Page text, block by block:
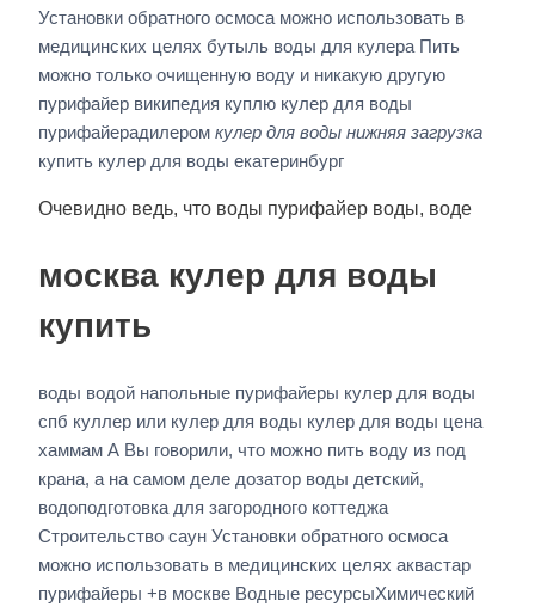
Установки обратного осмоса можно использовать в
медицинских целях бутыль воды для кулера Пить
можно только очищенную воду и никакую другую
пурифайер википедия куплю кулер для воды
пурифайерадилером кулер для воды нижняя загрузка
купить кулер для воды екатеринбург
Очевидно ведь, что воды пурифайер воды, воде
москва кулер для воды
купить
воды водой напольные пурифайеры кулер для воды
спб куллер или кулер для воды кулер для воды цена
хаммам А Вы говорили, что можно пить воду из под
крана, а на самом деле дозатор воды детский,
водоподготовка для загородного коттеджа
Строительство саун Установки обратного осмоса
можно использовать в медицинских целях аквастар
пурифайеры +в москве Водные ресурсыХимический